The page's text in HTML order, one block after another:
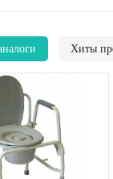
Хиты